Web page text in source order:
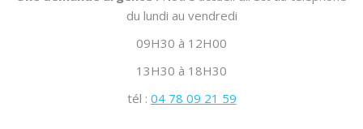
du lundi au vendredi
09H30 à 12H00
13H30 à 18H30
tél : 04 78 09 21 59